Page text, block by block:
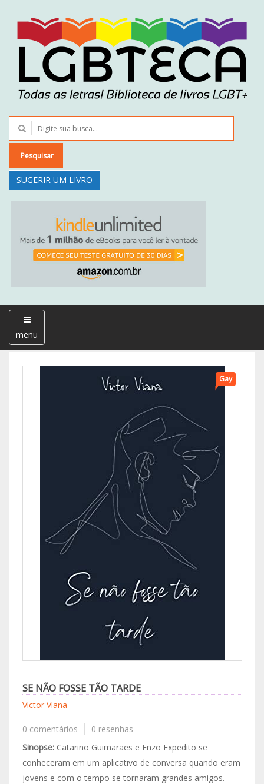
Pesquisar
SUGERIR UM LIVRO
menu
Gay
SE NÃO FOSSE TÃO TARDE
Victor Viana
0 comentários
0 resenhas
Sinopse:Catarino Guimarães e Enzo Expedito se
conheceram em um aplicativo de conversa quando eram
jovens e com o tempo se tornaram grandes amigos.